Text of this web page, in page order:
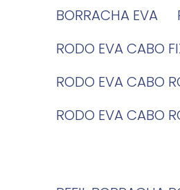
BORRACHA EVA
RODO EVA CABO
RODO EVA CABO
RODO EVA CABO